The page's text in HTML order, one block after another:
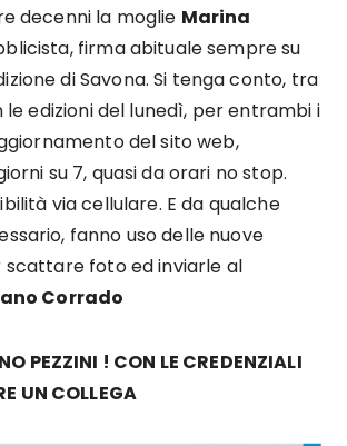
decenni la moglie Marina
firma abituale sempre su
di Savona. Si tenga conto, tra
le edizioni del lunedì, per entrambi i
del sito web,
su 7, quasi da orari no stop.
via cellulare. E da qualche
fanno uso delle nuove
foto ed inviarle al
Corrado
PEZZINI ! CON LE CREDENZIALI
UN COLLEGA